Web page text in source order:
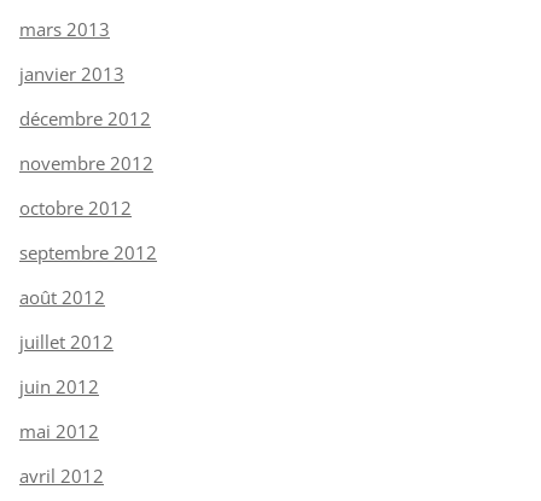
mars 2013
janvier 2013
décembre 2012
novembre 2012
octobre 2012
septembre 2012
août 2012
juillet 2012
juin 2012
mai 2012
avril 2012